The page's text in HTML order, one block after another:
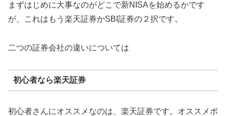
まずはじめに大事なのがどこで新NISAを始めるかです
が、これはもう楽天証券かSBI証券の２択です。
二つの証券会社の違いについては
初心者なら楽天証券
初心者さんにオススメなのは、楽天証券です。オススメポ